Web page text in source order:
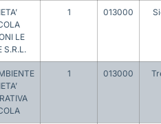
LE
S.R.L.
1 013000
1 013000